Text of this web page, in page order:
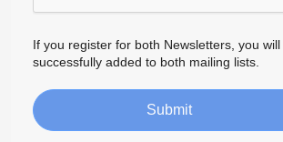
If you register for both Newsletters, you
successfully added to both mailing lists.
Submit